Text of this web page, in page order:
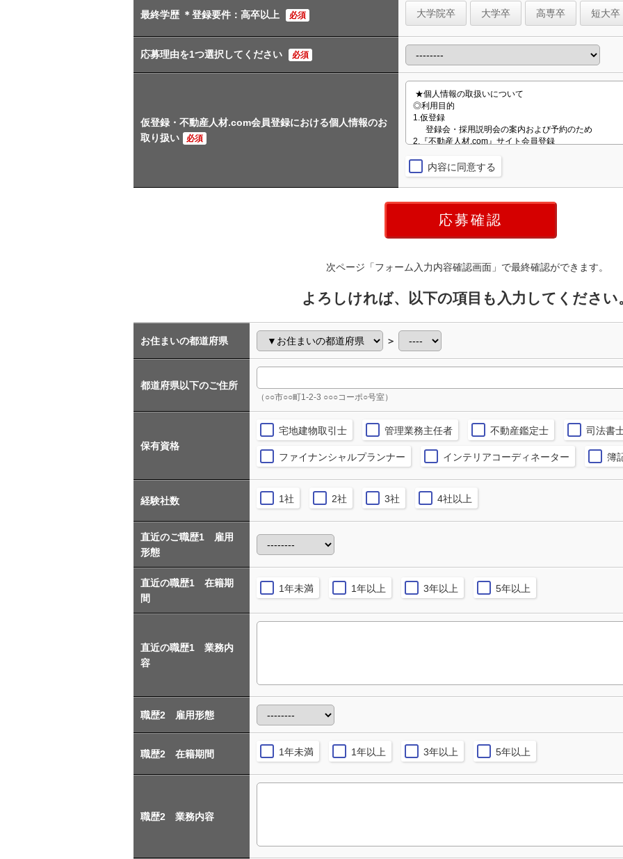
最終学歴 ＊登録要件：高卒以上 必須 大学院卒 大学卒 高専卒 短大卒
応募理由を1つ選択してください 必須
仮登録・不動産人材.com会員登録における個人情報のお
取り扱い
必須
内容に同意する
次ページ「フォーム入力内容確認画面」で最終確認ができます。
よろしければ、以下の項目も入力してください
お住まいの都道府県 ＞
都道府県以下のご住所
（○○市○○町1-2-3 ○○○コーポ○号室）
保有資格
宅地建物取引士 管理業務主任者 不動産鑑定士 司法書
ファイナンシャルプランナー インテリアコーディネーター 簿
経験社数 1社 2社 3社 4社以上
直近のご職歴1 雇用
形態
直近の職歴1 在籍期
間
1年未満 1年以上 3年以上 5年以上
直近の職歴1 業務内
容
職歴2 雇用形態
職歴2 在籍期間 1年未満 1年以上 3年以上 5年以上
職歴2 業務内容